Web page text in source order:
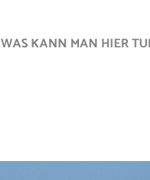
WAS KANN MAN HIER